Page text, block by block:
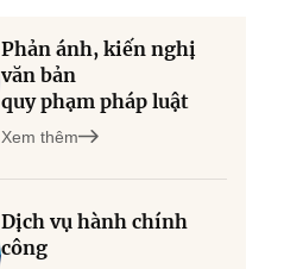
Phản ánh, kiến nghị
văn bản
quy phạm pháp luật
Xem thêm
Dịch vụ hành chính
công